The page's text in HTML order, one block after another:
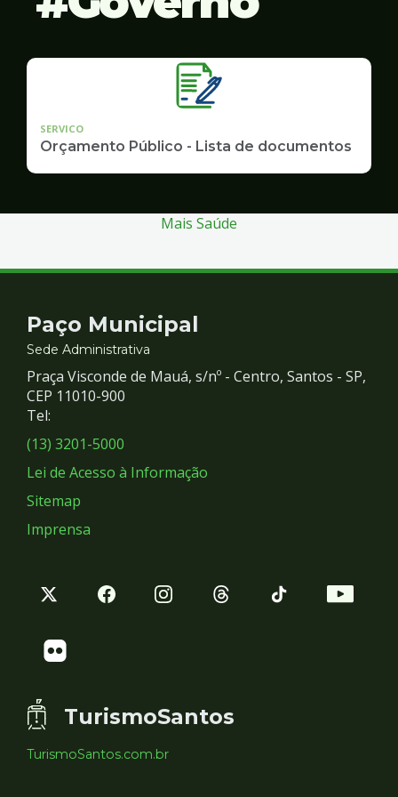
SERVICO
Orçamento Público - Lista de documentos
Mais Saúde
Contato
e
Redes
Sociais
Paço Municipal
Sede Administrativa
Praça Visconde de Mauá, s/nº - Centro, Santos - SP,
CEP 11010-900
Tel:
(13) 3201-5000
Lei de Acesso à Informação
Sitemap
Imprensa
TurismoSantos
TurismoSantos.com.br